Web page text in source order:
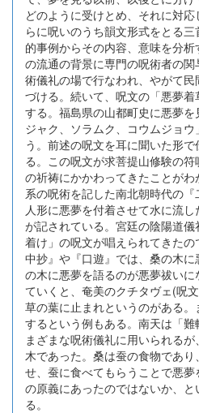
どのように受けとめ、それに対
らに呪いのうち韻文形式をとる
的事例からその内容、意味を分
の流通の背景に専門の呪術者の
術儀礼の場で行なわれ、やがて
づける。続いて、呪文の「悪夢
する。福島県の山都町史に悪夢
ジャク、ソラムク、コウムジョ
う。前述の呪文を耳に聞いた形
る。この呪文が求菩提山修験の
の祈祷にかかわってきたことが
系の呪術を記した南北朝時代の
人形に悪夢を付着させて水に流
が記されている。宮廷の陰陽道
着け」の呪文が唱えられてきた
中抄』や『口遊』では、桑の木
の木に悪夢を語るのが悪夢祓い
ていくと、奄美のクチタヴェ(呪
草の葉に止まれというのがある
するという例もある。南天は「
まざまな呪術儀礼に用いられる
木であった。桑は蚕の食物であ
せ、蚕に食べてもらうことで悪
の原義にあったのではないか、
る。